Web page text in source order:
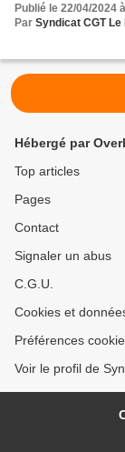
Publié le 22/04/2024
Par Syndicat CGT Le
Hébergé par
Top articles
Pages
Contact
Signaler un abus
C.G.U.
Cookies et
Préférences
Voir le profil de